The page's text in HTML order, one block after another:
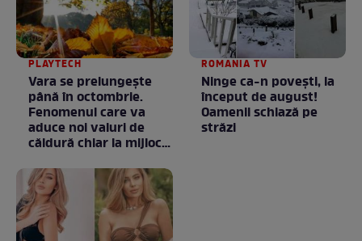
PLAYTECH
Vara se prelungeşte
până în octombrie.
Fenomenul care va
aduce noi valuri de
căldură chiar la mijlocul
ROMANIA TV
Ninge ca-n povești, la
început de august!
Oamenii schiază pe
străzi